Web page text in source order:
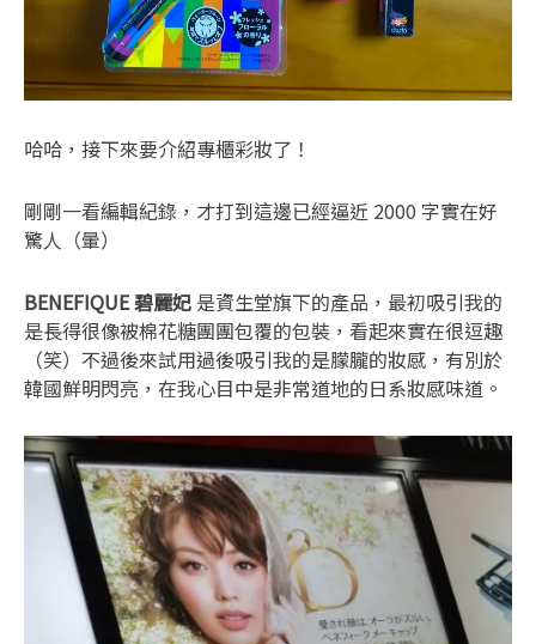
哈哈，接下來要介紹專櫃彩妝了！
剛剛一看編輯紀錄，才打到這邊已經逼近 2000 字實在好
驚人（暈）
BENEFIQUE 碧麗妃 是資生堂旗下的產品，最初吸引我的
是長得很像被棉花糖團團包覆的包裝，看起來實在很逗趣
（笑）不過後來試用過後吸引我的是朦朧的妝感，有別於
韓國鮮明閃亮，在我心目中是非常道地的日系妝感味道。